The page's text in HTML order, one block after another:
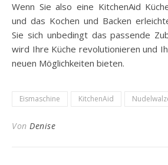
Wenn Sie also eine KitchenAid
und das Kochen und Backen
Sie sich unbedingt das passende
wird Ihre Küche revolutionieren und
neuen Möglichkeiten bieten.
Eismaschine KitchenAid
Von Denise